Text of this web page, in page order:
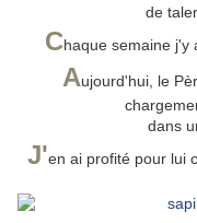
de
Chaque semaine j'y
Aujourd'hui, le
dans
J'en ai profité pour lui